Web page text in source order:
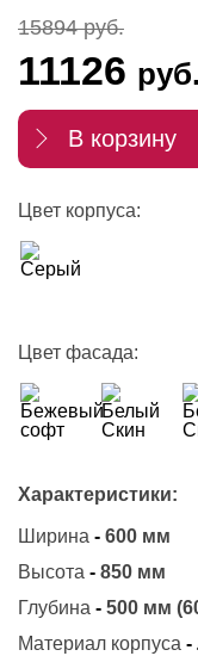
15894 руб.
11126 руб.
В корзину
Цвет корпуса:
Цвет фасада:
Характеристики:
Ширина - 600 мм
Высота - 850 мм
Глубина - 500 мм
Материал корпуса -